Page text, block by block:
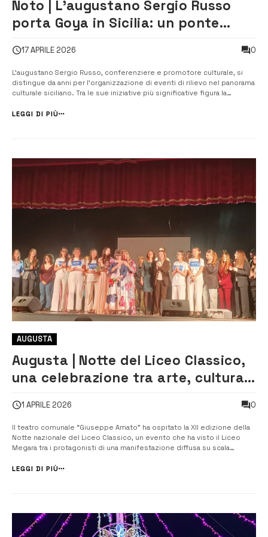
Noto | L’augustano Sergio Russo
porta Goya in Sicilia: un ponte
17 APRILE 2026 0
L’augustano Sergio Russo, conferenziere e promotore culturale, si
distingue da anni per l’organizzazione di eventi di rilievo nel panorama
culturale siciliano. Tra le sue iniziative più significative figura la
Passero, 11 agosto 1718», uno studio di carattere tecnico e scienti...
LEGGI DI PIÙ
AUGUSTA
Augusta | Notte del Liceo Classico,
una celebrazione tra arte, cultura
1 APRILE 2026 0
Il teatro comunale “Giuseppe Amato” ha ospitato la XII edizione della
Notte nazionale del Liceo Classico, un evento che ha visto il Liceo
Megara tra i protagonisti di una manifestazione diffusa su scala
Liceo Classico “Gulli e Pennisi” di Acireale, l’iniziativa ha coinvolto
LEGGI DI PIÙ